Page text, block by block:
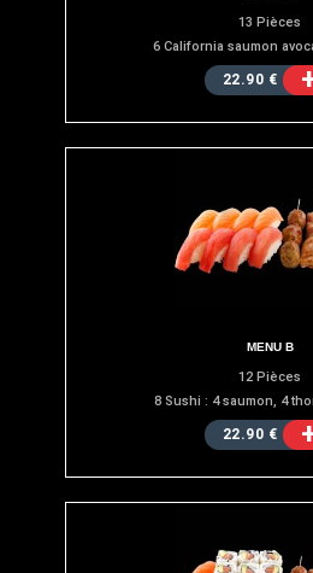
13 Pièces
6 California saumon
22.90 €
MENU B
12 Pièces
8 Sushi : 4 saumon, 4
22.90 €